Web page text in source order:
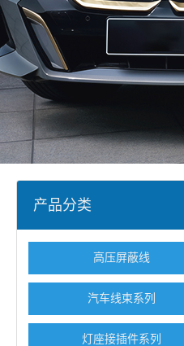
产品分类
高压屏蔽线
汽车线束系列
灯座接插件系列